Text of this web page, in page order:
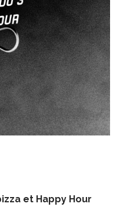
et Happy Hour